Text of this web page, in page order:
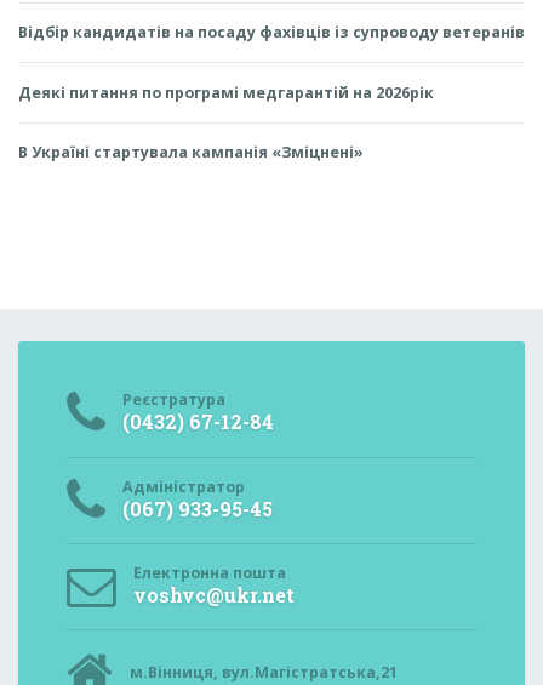
Відбір кандидатів на посаду фахівців із супроводу ветеранів
Деякі питання по програмі медгарантій на 2026рік
В Україні стартувала кампанія «Зміцнені»
Реєстратура
(0432) 67-12-84
Адміністратор
(067) 933-95-45
Електронна пошта
voshvc@ukr.net
м.Вінниця, вул.Магістратська,21